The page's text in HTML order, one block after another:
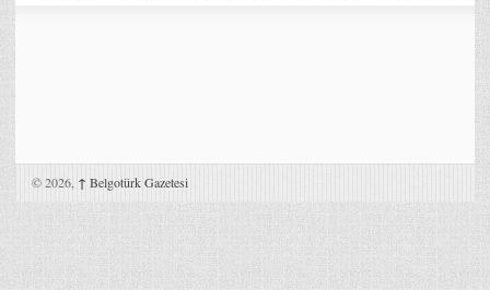
© 2026, ↑ Belgotürk Gazetesi